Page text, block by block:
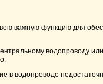
важную функцию для
водопроводу
в водопроводе